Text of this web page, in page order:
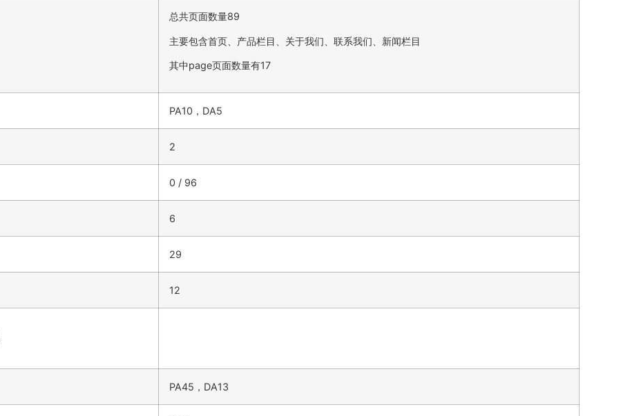
总共页面数量89
主要包含首页、产品栏目、关于我们、联系我们、新闻栏目
其中page页面数量有17
PA10，DA5
2
0 / 96
6
29
12
PA45，DA13